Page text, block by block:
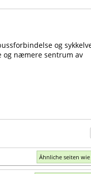
og
og næmere sentrum av
Ähnliche seiten